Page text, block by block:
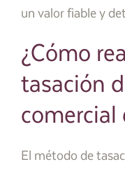
un valor fiable y
¿Cómo
tasación
comercial
El método de